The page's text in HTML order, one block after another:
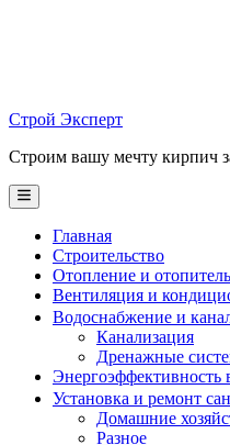
Строй Эксперт
Строим вашу мечту кирпич
Main
Menu
Главная
Строительство
Отопление и
Вентиляция и
Водоснабжение и
Канализация
Дренажные
Энергоэффективность
Установка и ремонт
Домашние
Разное